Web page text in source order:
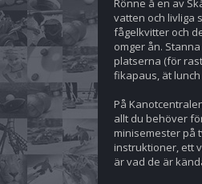
Rönne å en av
vatten och livliga
fågelkvitter och
omger ån.
platserna (för
fikapaus, ät
På
allt du behöver
minisemester på
instruktioner, ett
är vad de är